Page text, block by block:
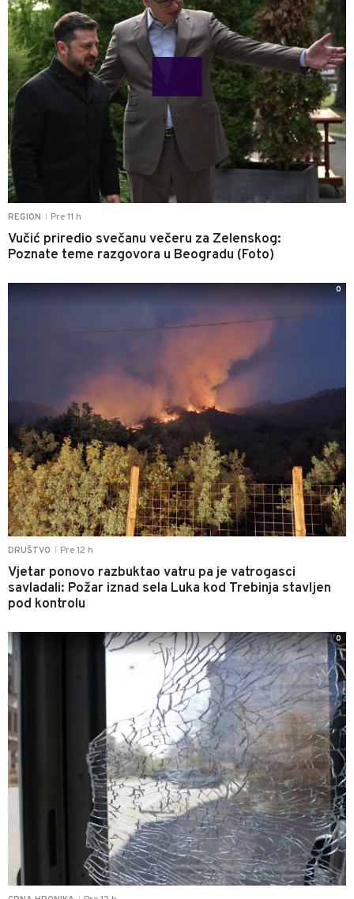
REGION Pre 11 h
Vučić priredio svečanu večeru za Zelenskog:
Poznate teme razgovora u Beogradu (Foto)
DRUŠTVO Pre 12 h
Vjetar ponovo razbuktao vatru pa je vatrogasci
savladali: Požar iznad sela Luka kod Trebinja stavljen
pod kontrolu
0
0